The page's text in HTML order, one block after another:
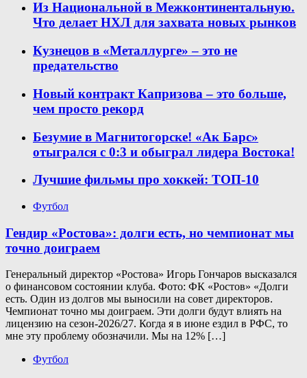
Из Национальной в Межконтинентальную.
Что делает НХЛ для захвата новых рынков
Кузнецов в «Металлурге» – это не
предательство
Новый контракт Капризова – это больше,
чем просто рекорд
Безумие в Магнитогорске! «Ак Барс»
отыгрался с 0:3 и обыграл лидера Востока!
Лучшие фильмы про хоккей: ТОП-10
Футбол
Гендир «Ростова»: долги есть, но чемпионат мы
точно доиграем
Генеральный директор «Ростова» Игорь Гончаров высказался
о финансовом состоянии клуба. Фото: ФК «Ростов» «Долги
есть. Один из долгов мы выносили на совет директоров.
Чемпионат точно мы доиграем. Эти долги будут влиять на
лицензию на сезон-2026/27. Когда я в июне ездил в РФС, то
мне эту проблему обозначили. Мы на 12% […]
Футбол